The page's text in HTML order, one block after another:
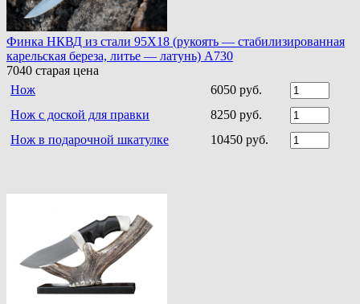
Финка НКВД из стали 95Х18 (рукоять — стабилизированная
карельская береза, литье — латунь) A730
7040 старая цена
Нож
6050 руб.
Нож с доской для правки
8250 руб.
Нож в подарочной шкатулке
10450 руб.